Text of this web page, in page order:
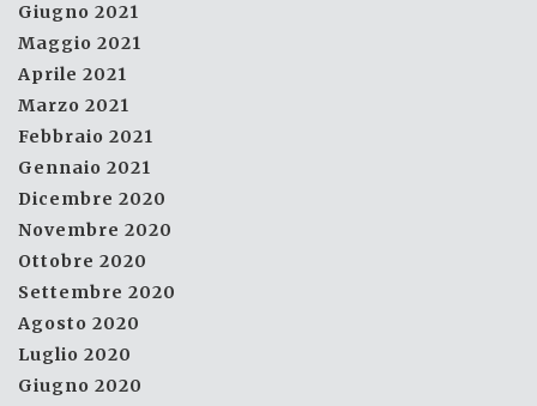
Giugno 2021
Maggio 2021
Aprile 2021
Marzo 2021
Febbraio 2021
Gennaio 2021
Dicembre 2020
Novembre 2020
Ottobre 2020
Settembre 2020
Agosto 2020
Luglio 2020
Giugno 2020